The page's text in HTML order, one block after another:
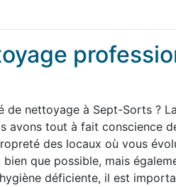
de nettoyage à Sept-Sorts ?
avons tout à fait conscience
des locaux où vous
que possible, mais
déficiente, il est